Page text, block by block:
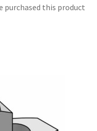
purchased this product